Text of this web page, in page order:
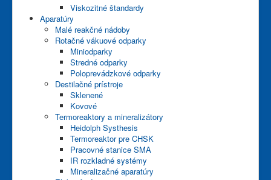
Viskozitné štandardy
Aparatúry
Malé reakčné nádoby
Rotačné vákuové odparky
Miniodparky
Stredné odparky
Poloprevádzkové odparky
Destilačné prístroje
Sklenené
Kovové
Termoreaktory a mineralizátory
Heidolph Systhesis
Termoreaktor pre CHSK
Pracovné stanice SMA
IR rozkladné systémy
Mineralizačné aparatúry